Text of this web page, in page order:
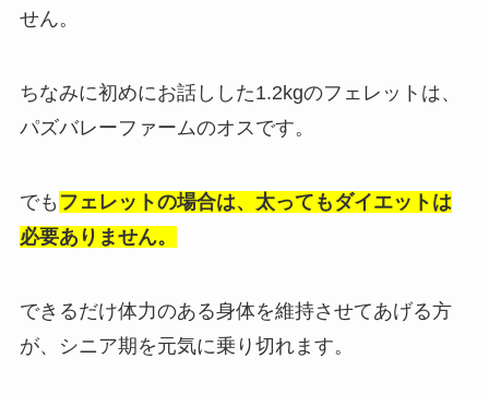
せん。
ちなみに初めにお話しした1.2kgのフェレットは、
パズバレーファームのオスです。
でも フェレットの場合は、太ってもダイエットは
必要ありません。
できるだけ体力のある身体を維持させてあげる方
が、シニア期を元気に乗り切れます。